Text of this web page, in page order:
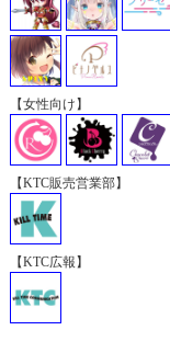
【女性向け】
【KTC販売営業部】
【KTC広報】